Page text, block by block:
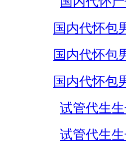
国内代怀包
国内代怀包
国内代怀包
试管代生
试管代生